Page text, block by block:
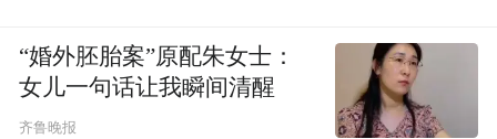
“婚外胚胎案”原配朱女士：
女儿一句话让我瞬间清醒
齐鲁晚报